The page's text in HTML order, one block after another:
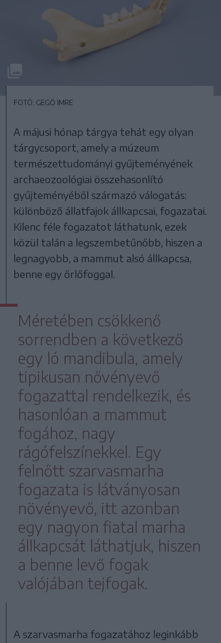
FOTÓ: GEGŐ IMRE
A májusi hónap tárgya tehát egy olyan
tárgycsoport, amely a múzeum
természettudományi gyűjteményének
archaeozoológiai összehasonlító
gyűjteményéből származó válogatás:
különböző állatfajok állkapcsai, fogazatai.
Kilenc féle fogazatot láthatunk, ezek
közül talán a legszembetűnőbb, hiszen a
legnagyobb, a mammut alsó állkapcsa,
benne egy őrlőfoggal.
Méretében csökkenő
sorrendben a következő
egy ló mandibula, amely
tipikusan nővényevő
fogazattal rendelkezik, és
hasonlóan a mammut
fogához, nagy
rágófelszínekkel. Egy
felnőtt szarvasmarha
fogazata is látványosan
növényevő, itt azonban
egy nagyon fiatal marha
állkapcsát láthatjuk, hiszen
a benne levő fogak
valójában tejfogak.
A szarvasmarha fogazatához leginkább